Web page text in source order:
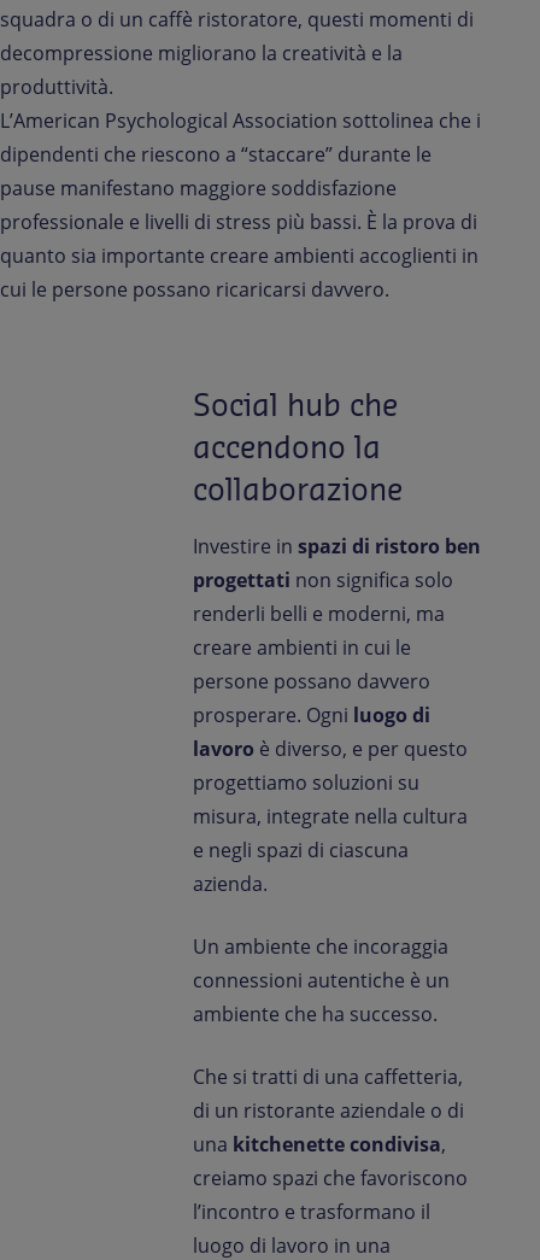
squadra o di un caffè ristoratore, questi momenti di
decompressione migliorano la creatività e la
produttività.
L’American Psychological Association sottolinea che i
dipendenti che riescono a “staccare” durante le
pause manifestano maggiore soddisfazione
professionale e livelli di stress più bassi. È la prova di
quanto sia importante creare ambienti accoglienti in
cui le persone possano ricaricarsi davvero.
Social hub che
accendono la
collaborazione
Investire in spazi di ristoro ben
progettati non significa solo
renderli belli e moderni, ma
creare ambienti in cui le
persone possano davvero
prosperare. Ogni luogo di
lavoro è diverso, e per questo
progettiamo soluzioni su
misura, integrate nella cultura
e negli spazi di ciascuna
azienda.
Un ambiente che incoraggia
connessioni autentiche è un
ambiente che ha successo.
Che si tratti di una caffetteria,
di un ristorante aziendale o di
una kitchenette condivisa,
creiamo spazi che favoriscono
l’incontro e trasformano il
luogo di lavoro in una